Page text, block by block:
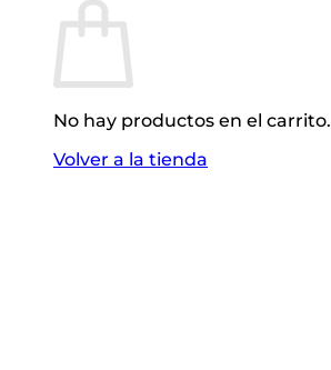
No hay productos en el carrito.
Volver a la tienda